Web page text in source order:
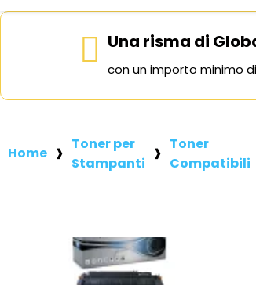
Una risma di
con un importo minimo
Home
Toner per
Stampanti
Toner
Compatibili